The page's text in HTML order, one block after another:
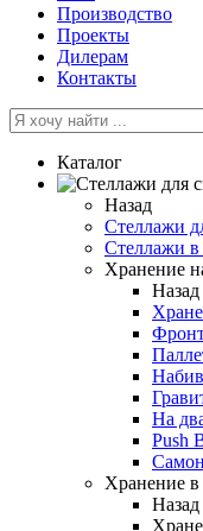
Производство
Проекты
Дилерам
Контакты
Каталог
Назад
Cтеллажи
Стеллажи
Хранение
Назад
На
Push
Хранение
Назад